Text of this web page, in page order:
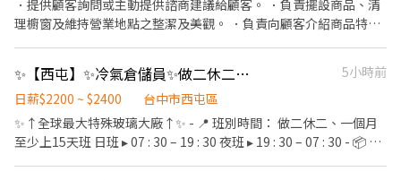
• 無經驗可 【夥伴福利】 • 免費供餐 • 員工制服/圍裙 • 員工折
．提供顧客詢問或主動提供諮商建議給顧客。 ．負責擺設商品、清
理櫥窗及維持營業地點之整潔及美觀。 ．負責向顧客介紹商品特
束營業前，統計銷售情形、盤點貨品存量及撰寫當日業務報表。
✨【西屯】✨冷氣倉儲員✨做二休二領最高5萬💰💰（餐點吃到飽/免經驗）
5小時前
日薪$2200 ~ $2400
台中市西屯區
✨↑全球最大特殊玻璃大廠↑✨ - 📍 班別時間： 做二休二、一個月
至少上15天班 日班 ▸ 07 : 30 – 19 : 30 夜班 ▸ 19 : 30 – 07 : 30 - 📦 工